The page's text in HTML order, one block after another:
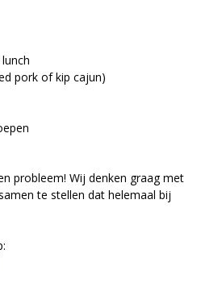
pork of kip cajun)
probleem! Wij denken graag met
te stellen dat helemaal bij